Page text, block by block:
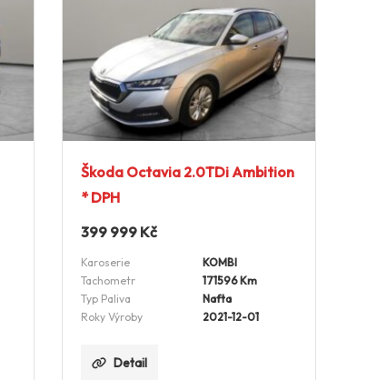
Škoda Octavia 2.0TDi Ambition
* DPH
399 999 Kč
Karoserie
KOMBI
Tachometr
171596 Km
Typ Paliva
Nafta
Roky Výroby
2021-12-01
Detail